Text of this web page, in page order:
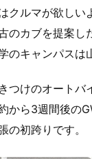
クルマが欲しい
のカブを提案し
のキャンパスは
つけのオートバ
から3週間後の
の初跨りです。